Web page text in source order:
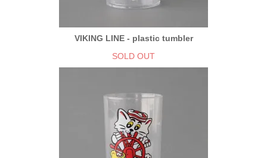
VIKING LINE - plastic tumbler
SOLD OUT